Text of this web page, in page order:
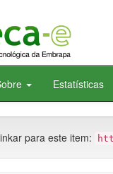
Estatísticas
para este item: